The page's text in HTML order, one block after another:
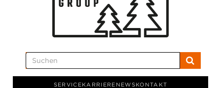
SERVICEKARRIERE NEWSKONTAKT